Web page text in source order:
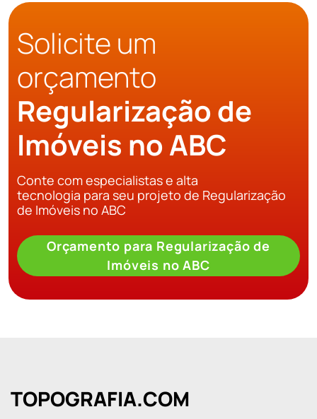
Solicite um
orçamento
Regularização de
Imóveis no ABC
Conte com especialistas e alta
tecnologia para seu projeto de Regularização
de Imóveis no ABC
Orçamento para Regularização de
Imóveis no ABC
TOPOGRAFIA.COM